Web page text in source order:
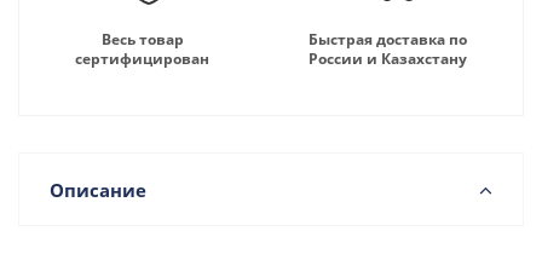
Весь товар
сертифицирован
Быстрая доставка по
России и Казахстану
Описание